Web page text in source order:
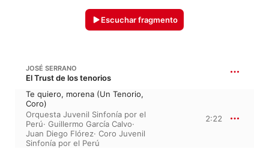
Escuchar fragmento
JOSÉ SERRANO
El Trust de los tenorios
Te quiero, morena (Un Tenorio,
Coro)
Orquesta Juvenil Sinfonía por el
Perú· Guillermo García Calvo·
Juan Diego Flórez· Coro Juvenil
Sinfonía por el Perú
2:22